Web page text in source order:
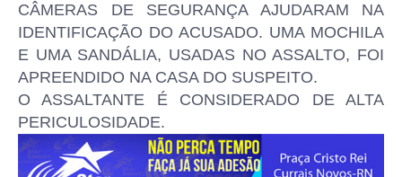
CÂMERAS DE SEGURANÇA AJUDARAM NA
IDENTIFICAÇÃO DO ACUSADO. UMA MOCHILA
E UMA SANDÁLIA, USADAS NO ASSALTO, FOI
APREENDIDO NA CASA DO SUSPEITO.
O ASSALTANTE É CONSIDERADO DE ALTA
PERICULOSIDADE.